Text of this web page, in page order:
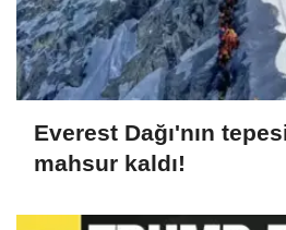
Everest Dağı'nın
mahsur kaldı!